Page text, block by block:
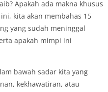
Apakah ada makna khusus
kita akan membahas 15
yang sudah meninggal
apakah mimpi ini
bawah sadar kita yang
kekhawatiran, atau